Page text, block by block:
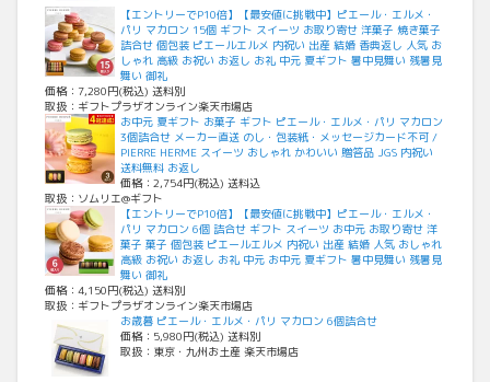
【エントリーでP10倍】【最安値に挑戦中】ピエール・エルメ・
パリ マカロン 15個 ギフト スイーツ お取り寄せ 洋菓子 焼き菓子
詰合せ 個包装 ピエールエルメ 内祝い 出産 結婚 香典返し 人気 お
しゃれ 高級 お祝い お返し お礼 中元 夏ギフト 暑中見舞い 残暑見
舞い 御礼
価格：7,280円(税込) 送料別
取扱：ギフトプラザオンライン楽天市場店
お中元 夏ギフト お菓子 ギフト ピエール・エルメ・パリ マカロン
3個詰合せ メーカー直送 のし・包装紙・メッセージカード不可 /
PIERRE HERME スイーツ おしゃれ かわいい 贈答品 JGS 内祝い
送料無料 お返し
価格：2,754円(税込) 送料込
取扱：ソムリエ@ギフト
【エントリーでP10倍】【最安値に挑戦中】ピエール・エルメ・
パリ マカロン 6個 詰合せ ギフト スイーツ お中元 お取り寄せ 洋
菓子 菓子 個包装 ピエールエルメ 内祝い 出産 結婚 人気 おしゃれ
高級 お祝い お返し お礼 中元 お中元 夏ギフト 暑中見舞い 残暑見
舞い 御礼
価格：4,150円(税込) 送料別
取扱：ギフトプラザオンライン楽天市場店
お歳暮 ピエール・エルメ・パリ マカロン 6個詰合せ
価格：5,980円(税込) 送料別
取扱：東京・九州お土産 楽天市場店